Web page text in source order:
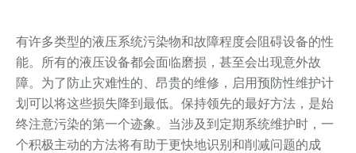
有许多类型的液压系统污染物和故障程度会阻碍设备的性
能。所有的液压设备都会面临磨损，甚至会出现意外故
障。为了防止灾难性的、昂贵的维修，启用预防性维护计
划可以将这些损失降到最低。保持领先的最好方法，是始
终注意污染的第一个迹象。当涉及到定期系统维护时，一
个积极主动的方法将有助于更快地识别和削减问题的成